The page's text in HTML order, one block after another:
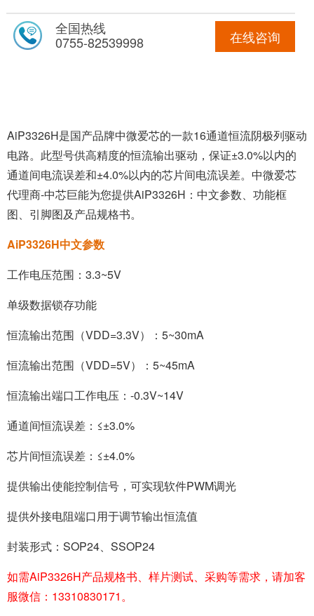
在线咨询
全国热线
0755-82539998
AiP3326H是国产品牌中微爱芯的一款16通道恒流阴极列驱动
电路。此型号供高精度的恒流输出驱动，保证±3.0%以内的
通道间电流误差和±4.0%以内的芯片间电流误差。 中微爱芯
代理商-中芯巨能为您提供AiP3326H：中文参数、功能框
图、引脚图及产品规格书。
AiP3326H中文参数
工作电压范围：3.3~5V
单级数据锁存功能
恒流输出范围（VDD=3.3V）：5~30mA
恒流输出范围（VDD=5V）：5~45mA
恒流输出端口工作电压：-0.3V~14V
通道间恒流误差：≤±3.0%
芯片间恒流误差：≤±4.0%
提供输出使能控制信号，可实现软件PWM调光
提供外接电阻端口用于调节输出恒流值
封装形式：SOP24、SSOP24
如需AiP3326H产品规格书、样片测试、采购等需求，请加客
服微信：13310830171。